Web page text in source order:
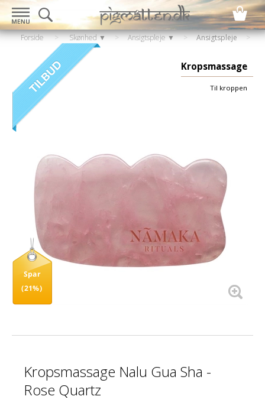
Forside > Skønhed ▼ > Ansigtspleje ▼ > Ansigtspleje
Kropsmassage
Til kroppen
Spar
(21%)
Kropsmassage Nalu Gua Sha -
Rose Quartz